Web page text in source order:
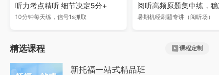
听力考点精听 细节决定5分+
10分钟每天练，信号1s抓取
阅听高频原题集中练，
暑期机经刷题专讲（阅听场）
精选课程 课程定制
新托福一站式精品班